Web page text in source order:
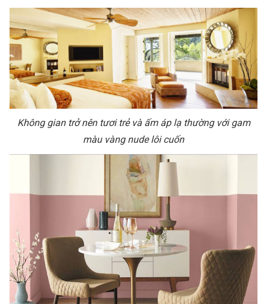
Không gian trở nên tươi trẻ và ấm áp lạ thường với gam
màu vàng nude lôi cuốn